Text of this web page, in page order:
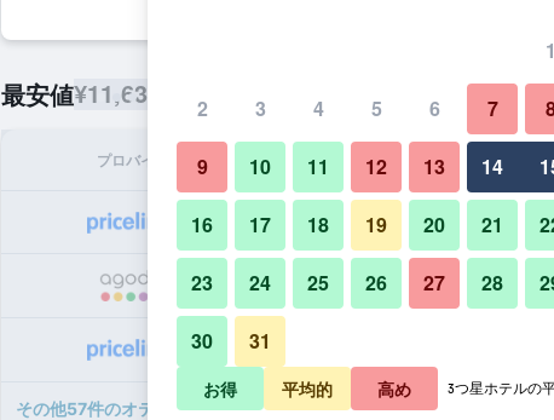
最安値¥11,636
プロバイダ 1泊あたり合計
¥11,636 プランを見る
¥11,656 プランを見る
​その他57​件のオテル アット ガール ドゥ ノールのオファー
1
2 3 4 5 6 7
9 10 11 12 13 14
16 17 18 19 20 21
23 24 25 26 27 28
30 31
お得 平均的 高め 3つ星ホテルの